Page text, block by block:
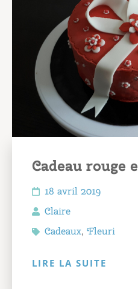
Cadeau rouge
18 avril 2019
Claire
Cadeaux, Fleuri
LIRE LA SUITE